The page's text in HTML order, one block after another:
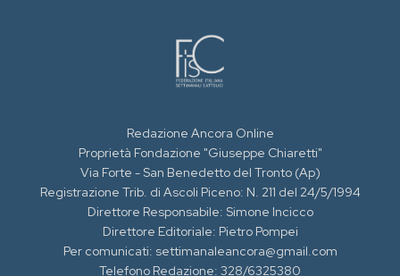
Redazione Ancora Online
Proprietà Fondazione "Giuseppe Chiaretti"
Via Forte - San Benedetto del Tronto (Ap)
Registrazione Trib. di Ascoli Piceno: N. 211 del 24/5/1994
Direttore Responsabile: Simone Incicco
Direttore Editoriale: Pietro Pompei
Per comunicati: settimanaleancora@gmail.com
Telefono Redazione: 328/6325380